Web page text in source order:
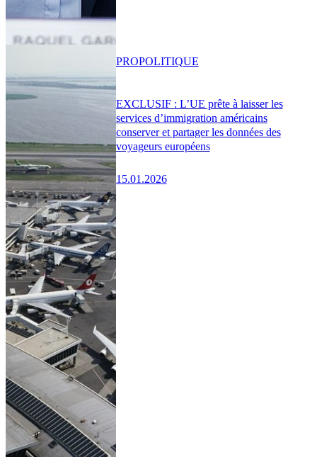
EXCLUSIF : L’UE prête à laisser les
services d’immigration américains
conserver et partager les données des
voyageurs européens
15.01.2026
PROPOLITIQUE